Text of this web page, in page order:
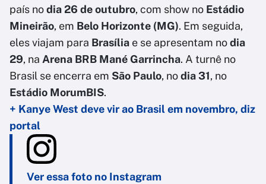
país nodia 26 de outubro, com show no Estádio
Mineirão, em Belo Horizonte (MG). Em seguida,
eles viajam para Brasília e se apresentam nodia
29, na Arena BRB Mané Garrincha. A turnê no
Brasil se encerra em São Paulo, nodia 31, no
Estádio MorumBIS.
+ Kanye West deve vir ao Brasil em novembro, diz
portal
Ver essa foto no Instagram